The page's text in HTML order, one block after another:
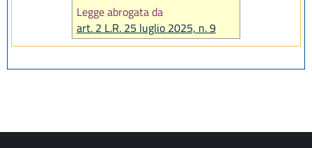
Legge abrogata da
art. 2 L.R. 25 luglio 2025, n. 9